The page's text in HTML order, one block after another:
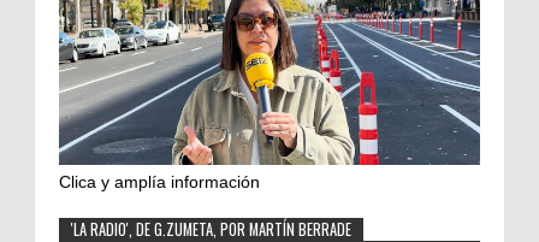
Clica y amplía información
'LA RADIO', DE G.ZUMETA, POR MARTÍN BERRADE